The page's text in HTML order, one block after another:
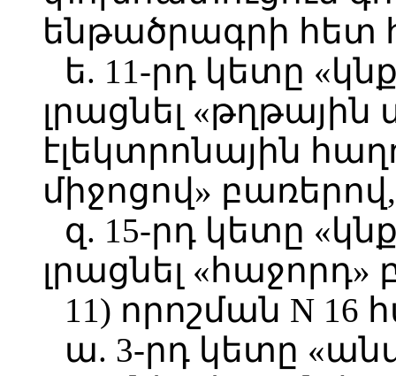
ենթածրագրի հետ
ե. 11-րդ կետը
լրացնել
էլեկտրոնային
միջոցով» բառերով,
զ. 15-րդ կետը
լրացնել «հաջորդ»
11) որոշման N 16
ա. 3-րդ կետը